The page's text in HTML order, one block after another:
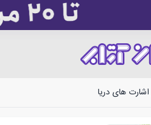
های دریا